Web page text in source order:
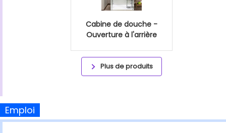
Cabine de douche -
Ouverture à l'arrière
Plus de produits
Emploi